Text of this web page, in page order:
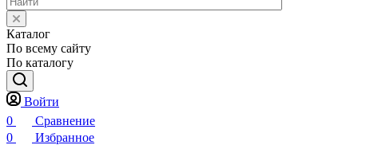
Каталог
По всему сайту
По каталогу
Войти
0
Сравнение
0
Избранное